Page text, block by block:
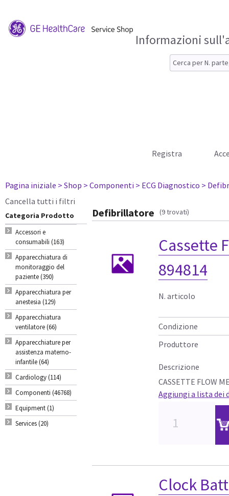
Informazioni
Registra
Pagina iniziale > Shop > Componenti > ECG Diagnostico >
Cancella tutti i filtri
Categoria Prodotto
Accessori e
consumabili (163)
Apparecchiatura di
monitoraggio del
paziente (390)
Apparecchiatura per
anestesia (129)
Apparecchiatura
ventilatore (66)
Apparecchiature per
assistenza materno-
infantile (64)
Cardiology (114)
Componenti (46768)
Equipment (1)
Services (20)
Defibrillatore (9 trovati)
Cassette
894814
N. articolo
Condizione
Produttore
Descrizione
CASSETTE FLOW
Aggiungi a lista dei
Clock